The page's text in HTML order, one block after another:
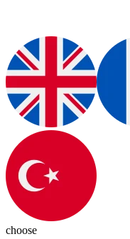
choose